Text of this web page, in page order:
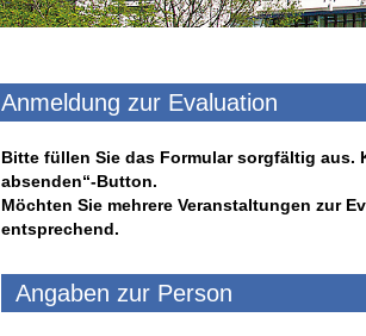
Anmeldung zur Evaluation
Bitte füllen Sie das Formular sorgfältig aus.
absenden“-Button.
Möchten Sie mehrere Veranstaltungen zur
entsprechend.
Angaben zur Person